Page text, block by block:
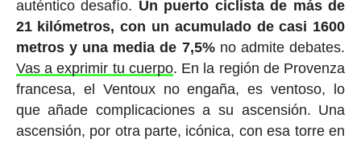
auténtico desafío. Un puerto ciclista de más de
21 kilómetros, con un acumulado de casi 1600
metros y una media de 7,5%no admite debates.
Vas a exprimir tu cuerpo. En la región de Provenza
francesa, el Ventoux no engaña, es ventoso, lo
que añade complicaciones a su ascensión. Una
ascensión, por otra parte, icónica, con esa torre en